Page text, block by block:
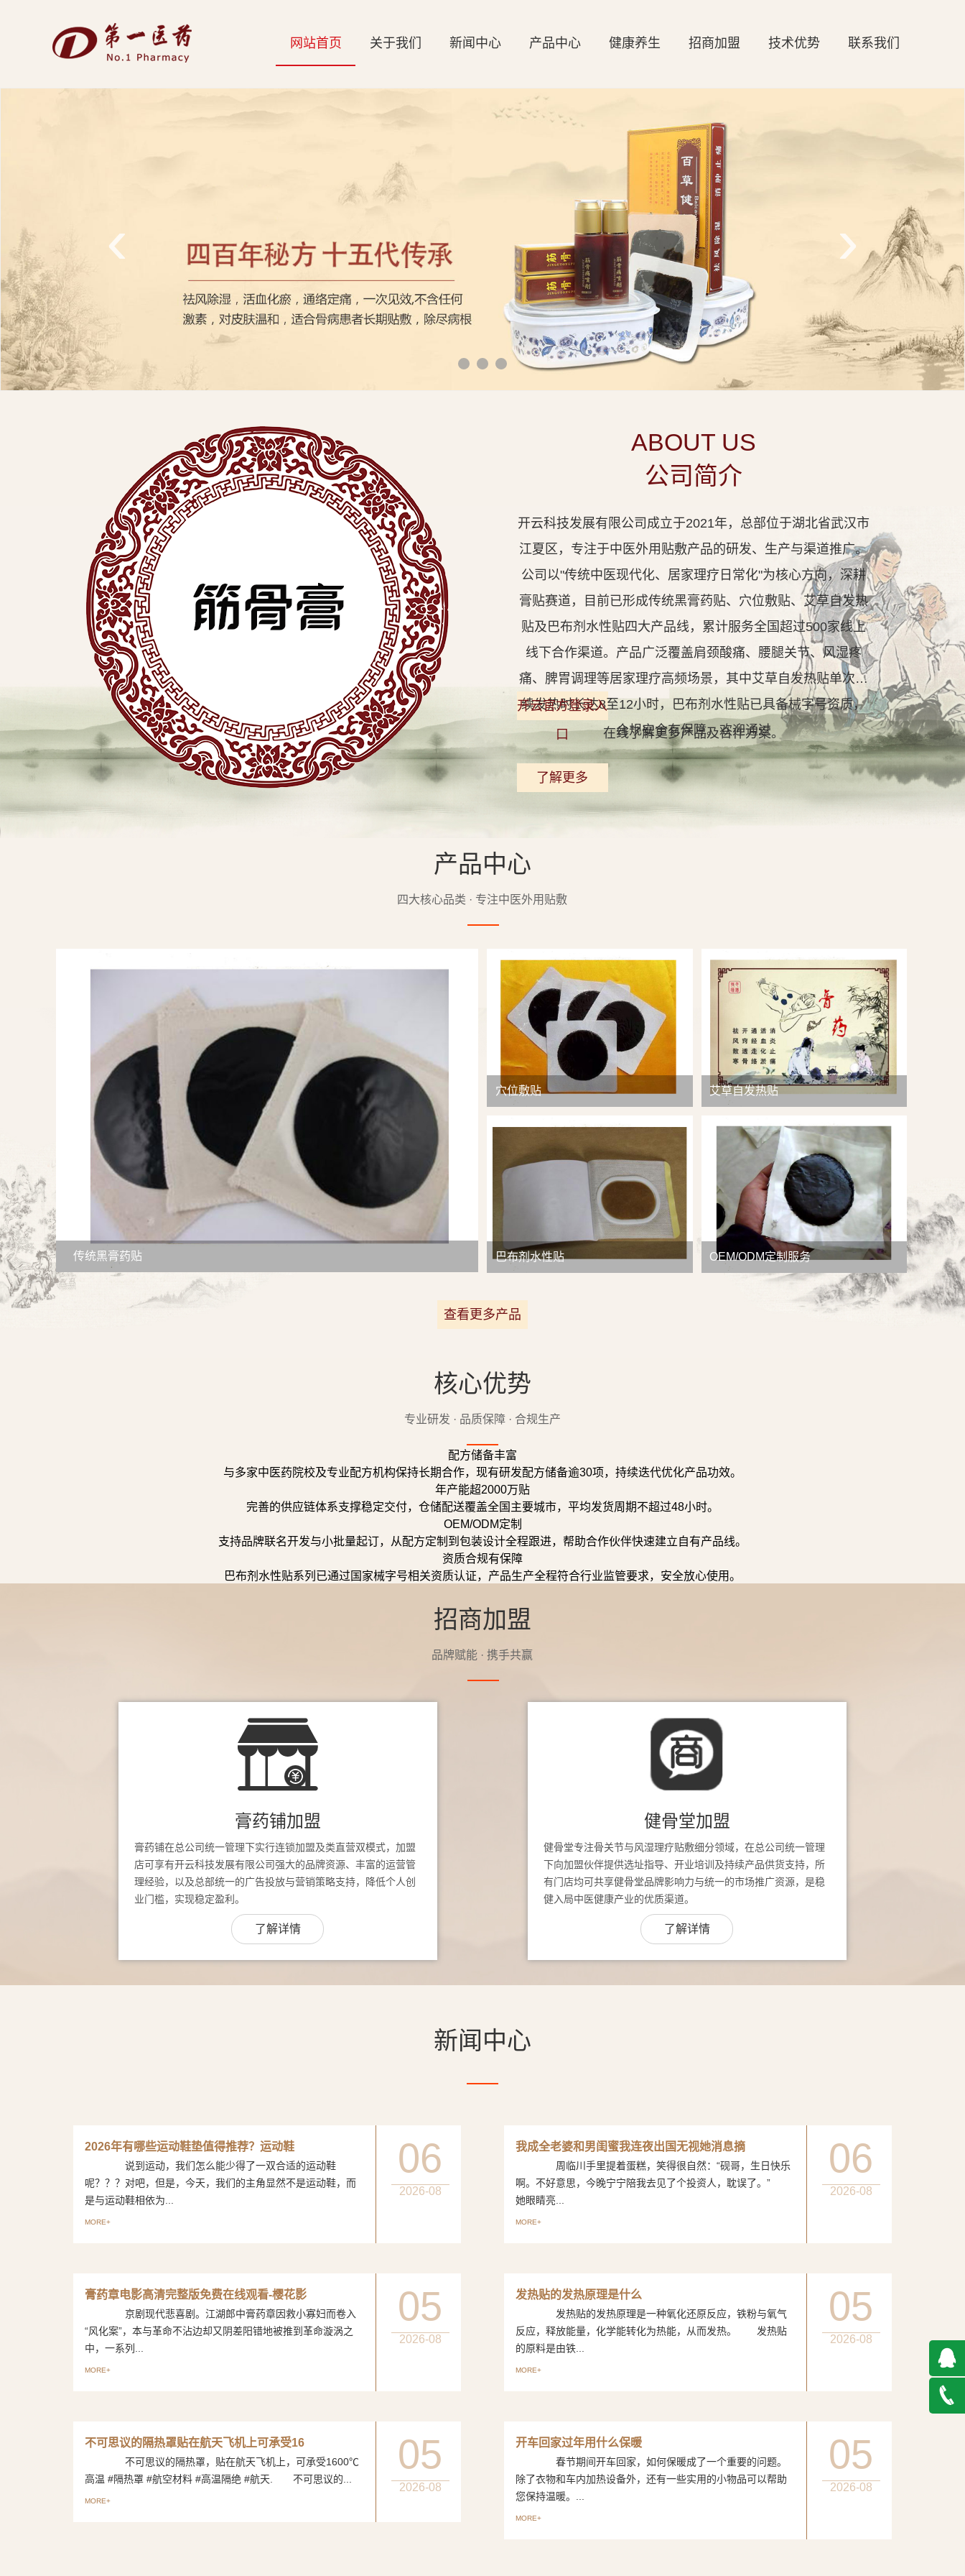
网
科
技
发
展
有
业
牌
网站首页 关于我们 新闻中心 产品中心 健康养生 招商加盟 技术优势 联系我们
‹ ›
ABOUT US
公司简介
开云科技发展有限公司成立于2021年，总部位于湖北省武汉市
江夏区，专注于中医外用贴敷产品的研发、生产与渠道推广。
公司以"传统中医现代化、居家理疗日常化"为核心方向，深耕
膏贴赛道，目前已形成传统黑膏药贴、穴位敷贴、艾草自发热
贴及巴布剂水性贴四大产品线，累计服务全国超过500家线上
线下合作渠道。产品广泛覆盖肩颈酸痛、腰腿关节、风湿疼
痛、脾胃调理等居家理疗高频场景，其中艾草自发热贴单次持
续发热时长达8至12小时，巴布剂水性贴已具备械字号资质，
合规安全有保障。欢迎通过
开云官方登录入
口
在线了解更多产品及合作方案。
了解更多
产品中心
四大核心品类 · 专注中医外用贴敷
传统黑膏药贴
查看详情
穴位敷贴 艾草自发热贴
巴布剂水性贴
查看详情
OEM/ODM定制服务
查看详情
查看更多产品
核心优势
专业研发 · 品质保障 · 合规生产
配方储备丰富
与多家中医药院校及专业配方机构保持长期合作，现有研发配方储备逾30项，持续迭代优化产品功效。
年产能超2000万贴
完善的供应链体系支撑稳定交付，仓储配送覆盖全国主要城市，平均发货周期不超过48小时。
OEM/ODM定制
支持品牌联名开发与小批量起订，从配方定制到包装设计全程跟进，帮助合作伙伴快速建立自有产品线。
资质合规有保障
巴布剂水性贴系列已通过国家械字号相关资质认证，产品生产全程符合行业监管要求，安全放心使用。
招商加盟
品牌赋能 · 携手共赢
膏药铺加盟
膏药铺在总公司统一管理下实行连锁加盟及类直营双模式，加盟
店可享有开云科技发展有限公司强大的品牌资源、丰富的运营管
理经验，以及总部统一的广告投放与营销策略支持，降低个人创
业门槛，实现稳定盈利。
了解详情
健骨堂加盟
健骨堂专注骨关节与风湿理疗贴敷细分领域，在总公司统一管理
下向加盟伙伴提供选址指导、开业培训及持续产品供货支持，所
有门店均可共享健骨堂品牌影响力与统一的市场推广资源，是稳
健入局中医健康产业的优质渠道。
了解详情
新闻中心
2026年有哪些运动鞋垫值得推荐？运动鞋
说到运动，我们怎么能少得了一双合适的运动鞋
呢？？？对吧，但是，今天，我们的主角显然不是运动鞋，而
是与运动鞋相依为...
MORE+
06
2026-08
我成全老婆和男闺蜜我连夜出国无视她消息摘
周临川手里提着蛋糕，笑得很自然：“砚哥，生日快乐
啊。不好意思，今晚宁宁陪我去见了个投资人，耽误了。”
她眼睛亮...
MORE+
06
2026-08
膏药章电影高清完整版免费在线观看-樱花影
京剧现代悲喜剧。江湖郎中膏药章因救小寡妇而卷入
“风化案”，本与革命不沾边却又阴差阳错地被推到革命漩涡之
中，一系列...
MORE+
05
2026-08
发热贴的发热原理是什么
发热贴的发热原理是一种氧化还原反应，铁粉与氧气
反应，释放能量，化学能转化为热能，从而发热。 发热贴
的原料是由铁...
MORE+
05
2026-08
不可思议的隔热罩贴在航天飞机上可承受16
不可思议的隔热罩，贴在航天飞机上，可承受1600℃
高温 #隔热罩 #航空材料 #高温隔绝 #航天. 不可思议的...
MORE+
05
2026-08
开车回家过年用什么保暖
春节期间开车回家，如何保暖成了一个重要的问题。
除了衣物和车内加热设备外，还有一些实用的小物品可以帮助
您保持温暖。...
MORE+
05
2026-08
QQ在